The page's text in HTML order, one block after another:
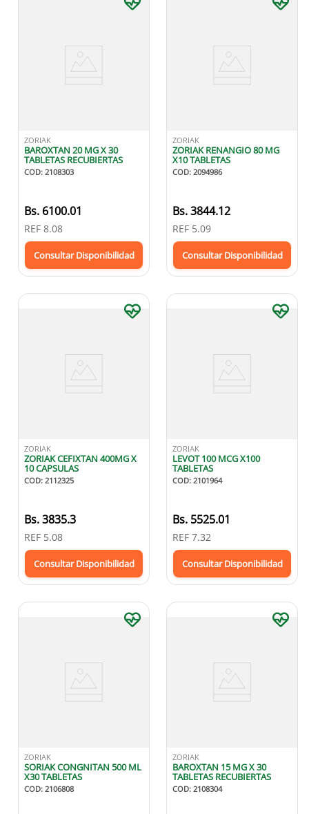
ZORIAK
BAROXTAN 20 MG X 30
TABLETAS RECUBIERTAS
COD: 2108303
Bs. 6100.01
REF 8.08
Consultar Disponibilidad
ZORIAK
ZORIAK RENANGIO 80 MG
X10 TABLETAS
COD: 2094986
Bs.3844.12
REF 5.09
Consultar Disponibilidad
ZORIAK
ZORIAK CEFIXTAN 400MG X
10 CAPSULAS
COD: 2112325
Bs.3835.3
REF 5.08
Consultar Disponibilidad
ZORIAK
LEVOT 100 MCG X100
TABLETAS
COD: 2101964
Bs. 5525.01
REF 7.32
Consultar Disponibilidad
ZORIAK
SORIAK CONGNITAN 500 ML
X30 TABLETAS
COD: 2106808
ZORIAK
BAROXTAN 15 MG X 30
TABLETAS RECUBIERTAS
COD: 2108304